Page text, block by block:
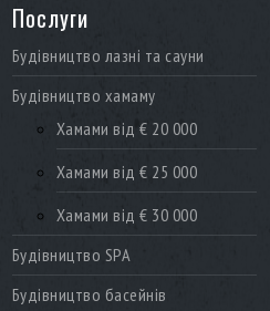
Послуги
Будівництво лазні та сауни
Будівництво хамаму
Хамами від € 20 000
Хамами від € 25 000
Хамами від € 30 000
Будівництво SPA
Будівництво басейнів